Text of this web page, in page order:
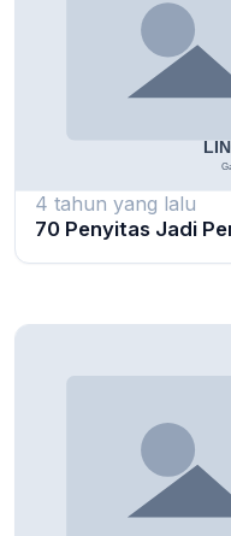
4 tahun yang lalu
70 Penyitas Jadi